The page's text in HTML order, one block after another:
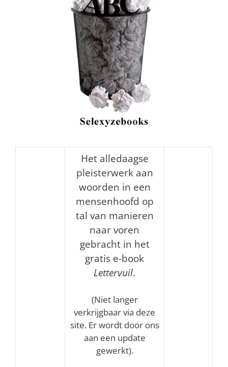
Het alledaagse
pleisterwerk aan
woorden in een
mensenhoofd op
tal van manieren
naar voren
gebracht in het
gratis e-book
Lettervuil.
(Niet langer
verkrijgbaar via deze
site. Er wordt door ons
aan een update
gewerkt).